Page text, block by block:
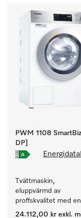
PWM 1108
DP]
Tvättmaskin,
eluppvärmd av
proffskvalitet med en
programtid på 79 min,
24.112,00 kr exkl.